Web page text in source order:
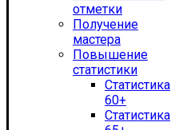
отметки
Получение
мастера
Повышение
статистики
Статистика
60+
Статистика